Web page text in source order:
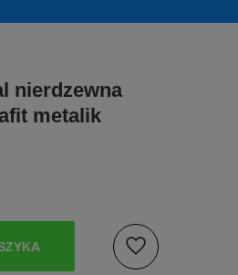
nierdzewna
metalik